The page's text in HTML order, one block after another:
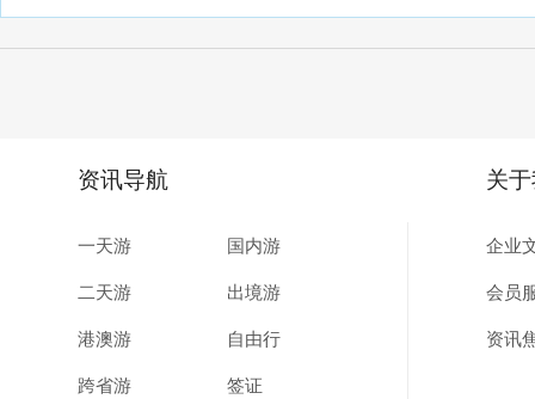
资讯导航
一天游 国内游
二天游 出境游
港澳游 自由行
跨省游 签证
关
企业
会员
资讯